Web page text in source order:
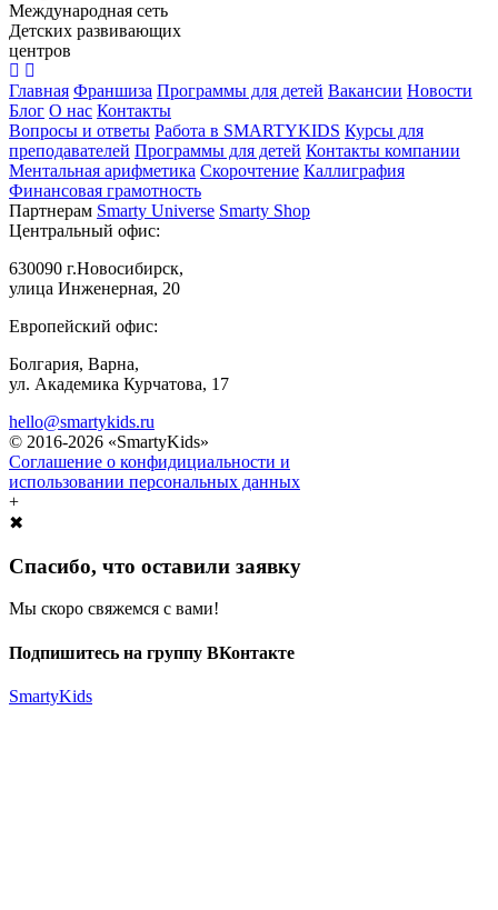
Международная сеть
Детских развивающих
центров
Главная Франшиза Программы для детей Вакансии Новости
Блог О нас Контакты
Вопросы и ответы Работа в SMARTYKIDS Курсы для
преподавателей Программы для детей Контакты компании
Ментальная арифметика Скорочтение Каллиграфия
Финансовая грамотность
Партнерам Smarty Universe Smarty Shop
Центральный офис:
630090 г.Новосибирск,
улица Инженерная, 20
Европейский офис:
Болгария, Варна,
ул. Академика Курчатова, 17
hello@smartykids.ru
© 2016-2026 «SmartyKids»
Соглашение о конфидициальности и
использовании персональных данных
+
✖
Спасибо, что оставили заявку
Мы скоро свяжемся с вами!
Подпишитесь на группу ВКонтакте
SmartyKids